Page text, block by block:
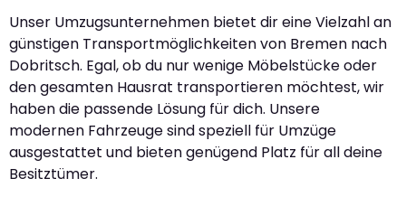
Unser Umzugsunternehmen bietet dir eine Vielzahl an
günstigen Transportmöglichkeiten von Bremen nach
Dobritsch. Egal, ob du nur wenige Möbelstücke oder
den gesamten Hausrat transportieren möchtest, wir
haben die passende Lösung für dich. Unsere
modernen Fahrzeuge sind speziell für Umzüge
ausgestattet und bieten genügend Platz für all deine
Besitztümer.